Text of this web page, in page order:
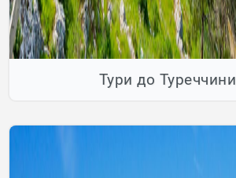
Тури до Туреччини